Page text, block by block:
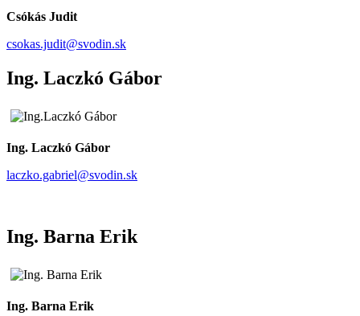
Csókás Judit
csokas.judit@svodin.sk
Ing. Laczkó Gábor
Ing. Laczkó Gábor
laczko.gabriel@svodin.sk
Ing. Barna Erik
Ing. Barna Erik